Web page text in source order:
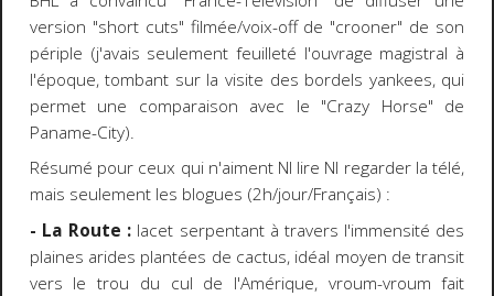
version "short cuts" filmée/voix-off de "crooner" de son
périple (j'avais seulement feuilleté l'ouvrage magistral à
l'époque, tombant sur la visite des bordels yankees, qui
permet une comparaison avec le "Crazy Horse" de
Paname-City).
Résumé pour ceux qui n'aiment NI lire NI regarder la télé,
mais seulement les blogues (2h/jour/Français) :
- La Route : lacet serpentant à travers l'immensité des
plaines arides plantées de cactus, idéal moyen de transit
vers le trou du cul de l'Amérique, vroum-vroum fait